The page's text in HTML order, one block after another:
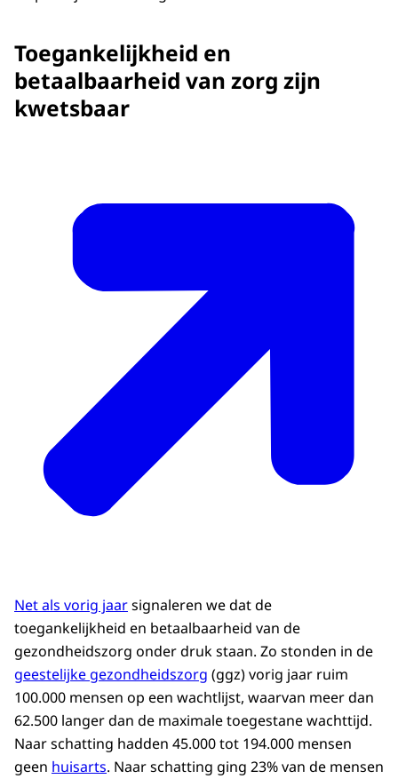
Toegankelijkheid en
betaalbaarheid van zorg zijn
kwetsbaar
Net als vorig jaarsignaleren we dat de
toegankelijkheid en betaalbaarheid van de
gezondheidszorg onder druk staan. Zo stonden in de
geestelijke gezondheidszorg (ggz) vorig jaar ruim
100.000 mensen op een wachtlijst, waarvan meer dan
62.500 langer dan de maximale toegestane wachttijd.
Naar schatting hadden 45.000 tot 194.000 mensen
geen huisarts. Naar schatting ging 23% van de mensen